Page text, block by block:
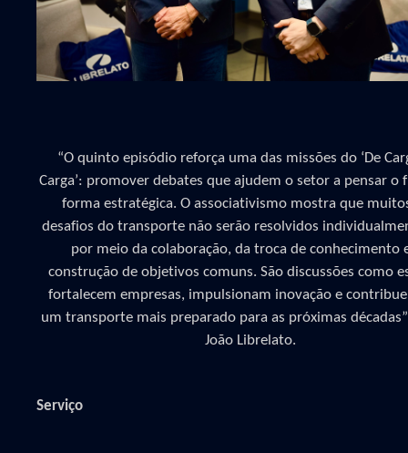
“O quinto episódio reforça uma das missões do ‘De
Carga’: promover debates que ajudem o setor a pensar o
forma estratégica. O associativismo mostra que
desafios do transporte não serão resolvidos
por meio da colaboração, da troca de conhecimento
construção de objetivos comuns. São discussões como
fortalecem empresas, impulsionam inovação e
um transporte mais preparado para as próximas
João Librelato.
Serviço